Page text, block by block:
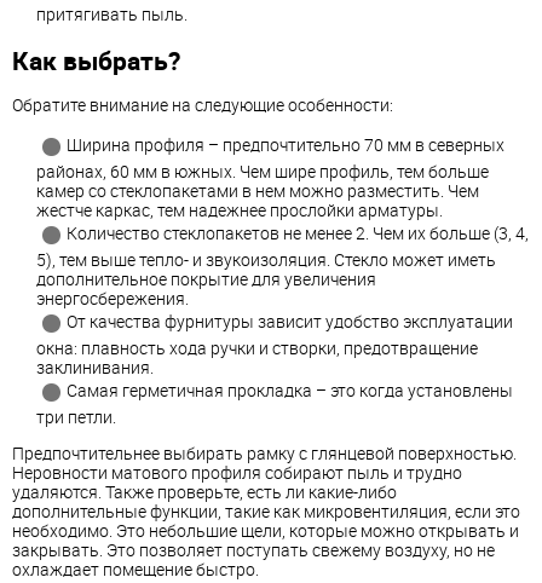
притягивать пыль.
Как выбрать?
Обратите внимание на следующие особенности:
Ширина профиля – предпочтительно 70 мм в северных
районах, 60 мм в южных. Чем шире профиль, тем больше
камер со стеклопакетами в нем можно разместить. Чем
жестче каркас, тем надежнее прослойки арматуры.
Количество стеклопакетов не менее 2. Чем их больше (3, 4,
5), тем выше тепло- и звукоизоляция. Стекло может иметь
дополнительное покрытие для увеличения
энергосбережения.
От качества фурнитуры зависит удобство эксплуатации
окна: плавность хода ручки и створки, предотвращение
заклинивания.
Самая герметичная прокладка – это когда установлены
три петли.
Предпочтительнее выбирать рамку с глянцевой поверхностью.
Неровности матового профиля собирают пыль и трудно
удаляются. Также проверьте, есть ли какие-либо
дополнительные функции, такие как микровентиляция, если это
необходимо. Это небольшие щели, которые можно открывать и
закрывать. Это позволяет поступать свежему воздуху, но не
охлаждает помещение быстро.